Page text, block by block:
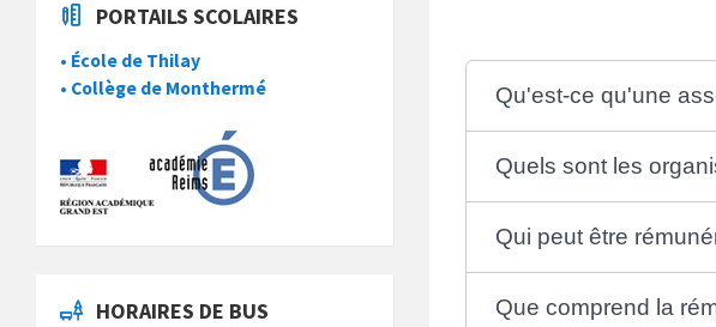
Qu'est-ce qu'une
Quels sont les
Qui peut être
Que comprend la
PORTAILS SCOLAIRES
• École de Thilay
• Collège de Monthermé
HORAIRES DE BUS